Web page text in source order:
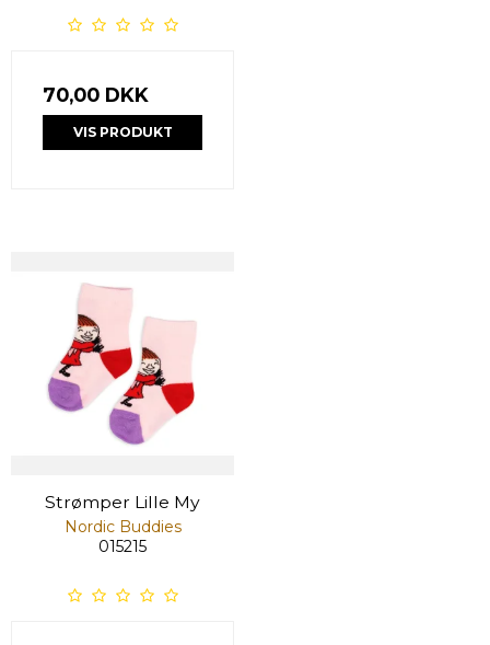
70,00 DKK
VIS PRODUKT
Strømper Lille My
Nordic Buddies
015215